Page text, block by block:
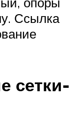
Ссылка
сетки-